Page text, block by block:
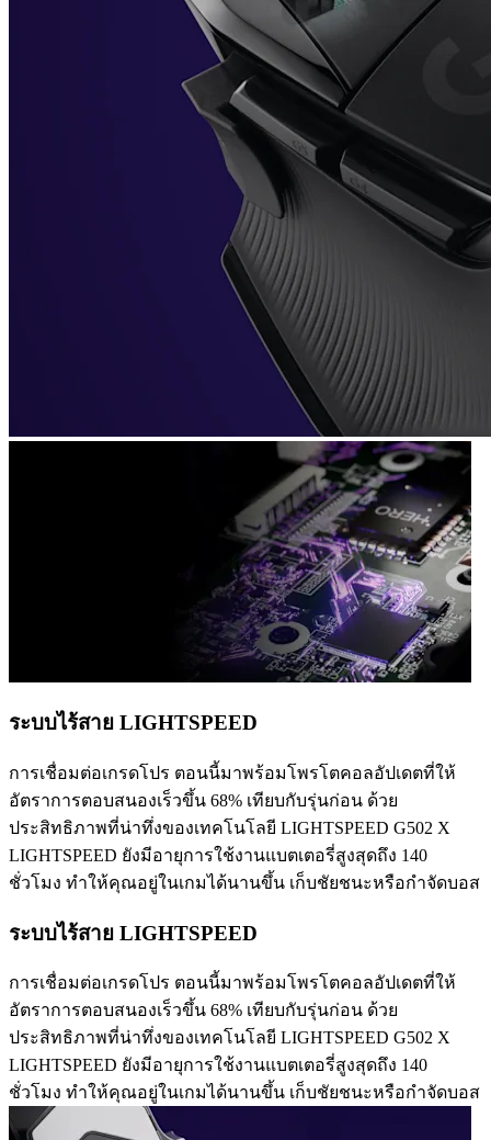
ระบบไร้สาย LIGHTSPEED
การเชื่อมต่อเกรดโปร ตอนนี้มาพร้อมโพรโตคอลอัปเดตที่ให้
อัตราการตอบสนองเร็วขึ้น 68% เทียบกับรุ่นก่อน ด้วย
ประสิทธิภาพที่น่าทึ่งของเทคโนโลยี LIGHTSPEED G502 X
LIGHTSPEED ยังมีอายุการใช้งานแบตเตอรี่สูงสุดถึง 140
ชั่วโมง ทำให้คุณอยู่ในเกมได้นานขึ้น เก็บชัยชนะหรือกำจัดบอส
ระบบไร้สาย LIGHTSPEED
การเชื่อมต่อเกรดโปร ตอนนี้มาพร้อมโพรโตคอลอัปเดตที่ให้
อัตราการตอบสนองเร็วขึ้น 68% เทียบกับรุ่นก่อน ด้วย
ประสิทธิภาพที่น่าทึ่งของเทคโนโลยี LIGHTSPEED G502 X
LIGHTSPEED ยังมีอายุการใช้งานแบตเตอรี่สูงสุดถึง 140
ชั่วโมง ทำให้คุณอยู่ในเกมได้นานขึ้น เก็บชัยชนะหรือกำจัดบอส